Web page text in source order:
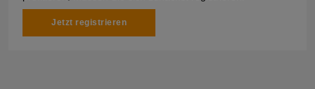
Jetzt registrieren